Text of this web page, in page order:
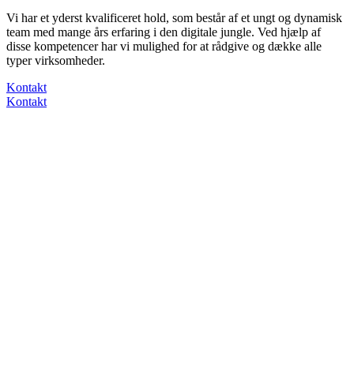
Vi har et yderst kvalificeret hold, som består af et ungt og dynamisk
team med mange års erfaring i den digitale jungle. Ved hjælp af
disse kompetencer har vi mulighed for at rådgive og dække alle
typer virksomheder.
Kontakt
Kontakt